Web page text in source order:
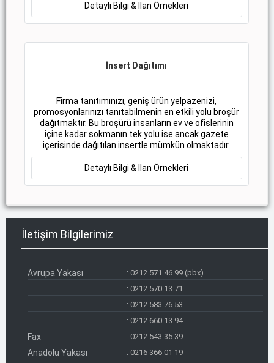
Detaylı Bilgi & İlan Örnekleri
İnsert Dağıtımı
Firma tanıtımınızı, geniş ürün yelpazenizi,
promosyonlarınızı tanıtabilmenin en etkili yolu broşür
dağıtmaktır. Bu broşürü insanların ev ve ofislerinin
içine kadar sokmanın tek yolu ise ancak gazete
içerisinde dağıtılan insertle mümkün olmaktadır.
Detaylı Bilgi & İlan Örnekleri
İletişim Bilgilerimiz
Avrupa Yakası : 0212 571 46 99 (pbx)
: 0212 570 13 71
: 0212 583 76 53
: 0212 660 13 94
Fax : 0212 543 35 39
Anadolu Yakası : 0216 366 01 19